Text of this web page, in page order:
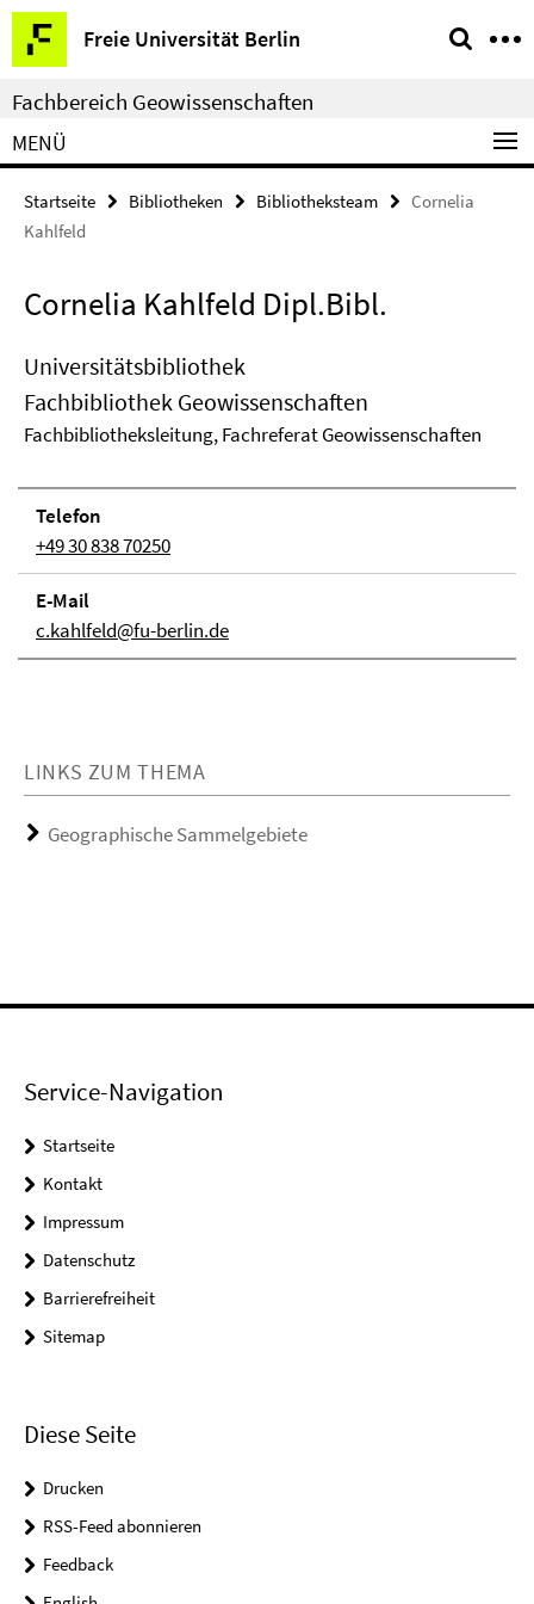
Springe
direkt
zu
Inhalt
Freie Universität Berlin
Service-
Navigation
Fachbereich Geowissenschaften
MENÜ
Startseite Bibliotheken Bibliotheksteam
Cornelia
Kahlfeld
Cornelia Kahlfeld Dipl.Bibl.
Universitätsbibliothek
Fachbibliothek Geowissenschaften
Fachbibliotheksleitung, Fachreferat Geowissenschaften
Telefon
+49 30 838 70250
E-Mail
c.kahlfeld@fu-berlin.de
LINKS ZUM THEMA
Geographische Sammelgebiete
Service-Navigation
Startseite
Kontakt
Impressum
Datenschutz
Barrierefreiheit
Sitemap
Diese Seite
Drucken
RSS-Feed abonnieren
Feedback